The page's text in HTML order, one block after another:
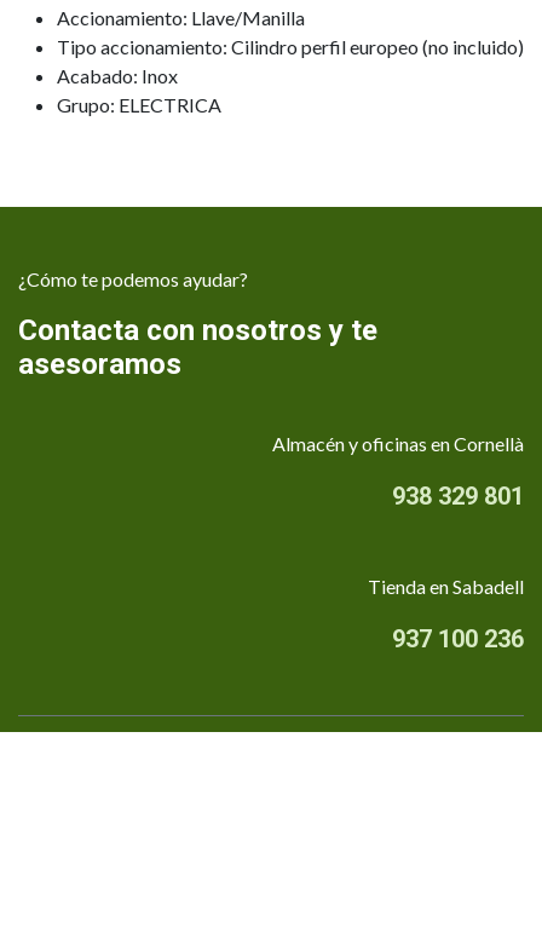
Accionamiento: Llave/Manilla
Tipo accionamiento: Cilindro perfil europeo (no incluido)
Acabado: Inox
Grupo: ELECTRICA
¿Cómo te podemos ayudar?
Contacta con nosotros y te
asesoramos
Almacén y oficinas en Cornellà
938 329 801
Tienda en Sabadell
937 100 236